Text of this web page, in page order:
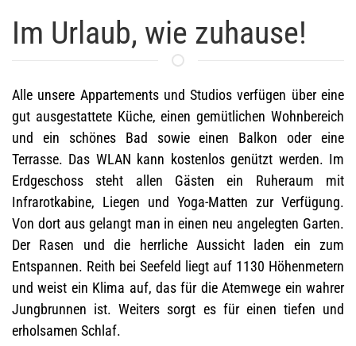
Im Urlaub, wie zuhause!
Alle unsere Appartements und Studios verfügen über eine
gut ausgestattete Küche, einen gemütlichen Wohnbereich
und ein schönes Bad sowie einen Balkon oder eine
Terrasse. Das WLAN kann kostenlos genützt werden. Im
Erdgeschoss steht allen Gästen ein Ruheraum mit
Infrarotkabine, Liegen und Yoga-Matten zur Verfügung.
Von dort aus gelangt man in einen neu angelegten Garten.
Der Rasen und die herrliche Aussicht laden ein zum
Entspannen. Reith bei Seefeld liegt auf 1130 Höhenmetern
und weist ein Klima auf, das für die Atemwege ein wahrer
Jungbrunnen ist. Weiters sorgt es für einen tiefen und
erholsamen Schlaf.